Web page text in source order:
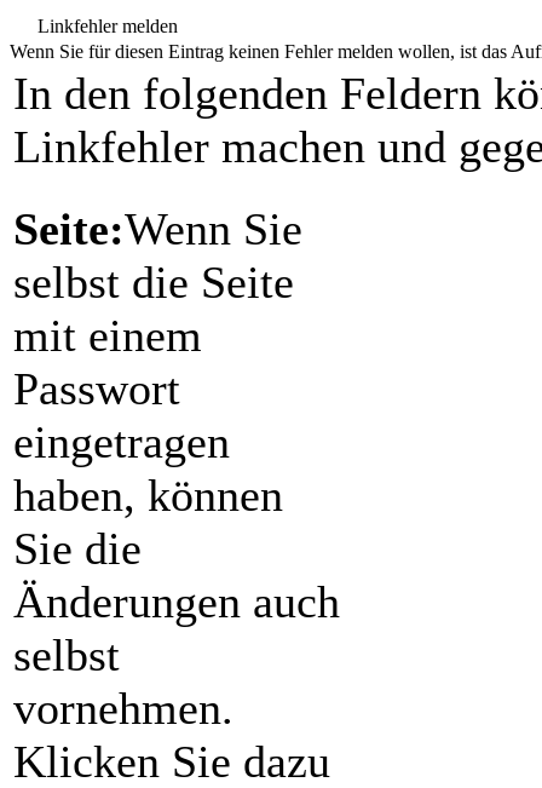
Linkfehler melden
Wenn Sie für diesen Eintrag keinen Fehler melden wollen, ist das
In den folgenden Feldern
Linkfehler machen und
Seite:Wenn Sie
selbst die Seite
mit einem
Passwort
eingetragen
haben, können
Sie die
Änderungen auch
selbst
vornehmen.
Klicken Sie dazu